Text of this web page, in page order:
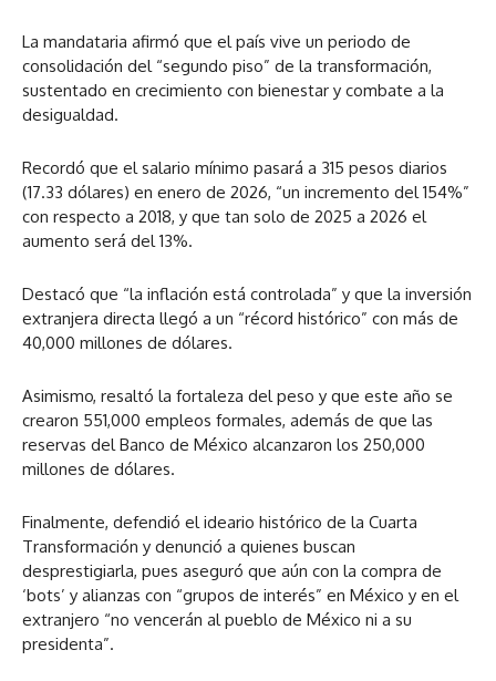
La mandataria afirmó que el país vive un periodo de
consolidación del “segundo piso” de la transformación,
sustentado en crecimiento con bienestar y combate a la
desigualdad.
Recordó que el salario mínimo pasará a 315 pesos diarios
(17.33 dólares) en enero de 2026, “un incremento del 154%”
con respecto a 2018, y que tan solo de 2025 a 2026 el
aumento será del 13%.
Destacó que “la inflación está controlada” y que la inversión
extranjera directa llegó a un “récord histórico” con más de
40,000 millones de dólares.
Asimismo, resaltó la fortaleza del peso y que este año se
crearon 551,000 empleos formales, además de que las
reservas del Banco de México alcanzaron los 250,000
millones de dólares.
Finalmente, defendió el ideario histórico de la Cuarta
Transformación y denunció a quienes buscan
desprestigiarla, pues aseguró que aún con la compra de
‘bots’ y alianzas con “grupos de interés” en México y en el
extranjero “no vencerán al pueblo de México ni a su
presidenta”.